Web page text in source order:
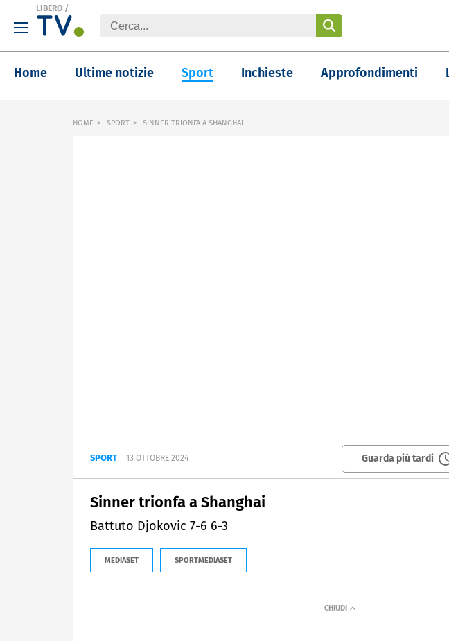
LIBERO /
Home Ultime notizie Sport Inchieste Approfondimenti
HOME SPORT SINNER TRIONFA A SHANGHAI
SPORT 13 OTTOBRE 2024 Guarda più tardi
Sinner trionfa a Shanghai
Battuto Djokovic 7-6 6-3
MEDIASET SPORTMEDIASET